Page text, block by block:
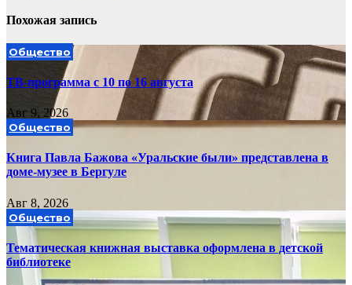
Похожая запись
Общество
ТВ-программа с 10 по 16 августа
Авг 9, 2026
Общество
Книга Павла Бажова «Уральские были» представлена в
доме-музее в Бергуле
Авг 8, 2026
Общество
Тематическая книжная выставка оформлена в детской
библиотеке